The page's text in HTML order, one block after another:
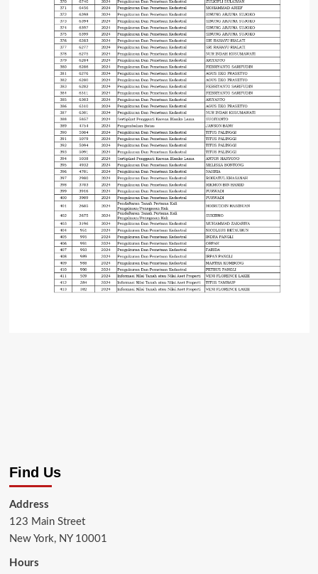
Find Us
Address
123 Main Street
New York, NY 10001
Hours